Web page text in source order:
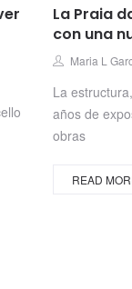
La Praia
con una
Author
Maria L
La
años de
obras
READ